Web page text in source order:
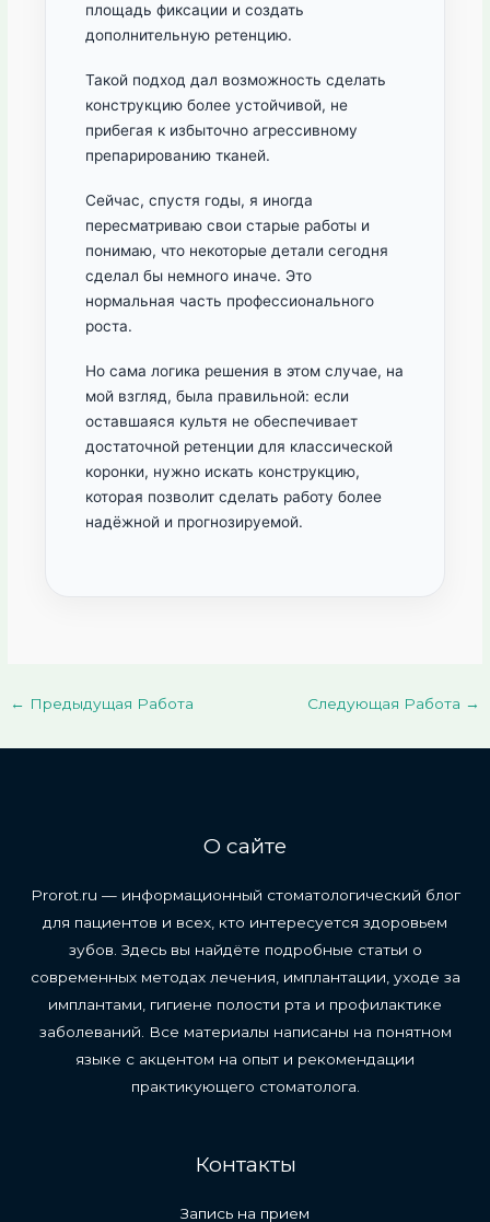
площадь фиксации и создать
дополнительную ретенцию.
Такой подход дал возможность сделать
конструкцию более устойчивой, не
прибегая к избыточно агрессивному
препарированию тканей.
Сейчас, спустя годы, я иногда
пересматриваю свои старые работы и
понимаю, что некоторые детали сегодня
сделал бы немного иначе. Это
нормальная часть профессионального
роста.
Но сама логика решения в этом случае, на
мой взгляд, была правильной: если
оставшаяся культя не обеспечивает
достаточной ретенции для классической
коронки, нужно искать конструкцию,
которая позволит сделать работу более
надёжной и прогнозируемой.
← Предыдущая Работа Следующая Работа →
О сайте
Prorot.ru — информационный стоматологический блог
для пациентов и всех, кто интересуется здоровьем
зубов. Здесь вы найдёте подробные статьи о
современных методах лечения, имплантации, уходе за
имплантами, гигиене полости рта и профилактике
заболеваний. Все материалы написаны на понятном
языке с акцентом на опыт и рекомендации
практикующего стоматолога.
Контакты
Запись на прием